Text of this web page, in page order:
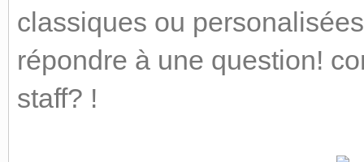
classiques ou
répondre à une question!
staff? !